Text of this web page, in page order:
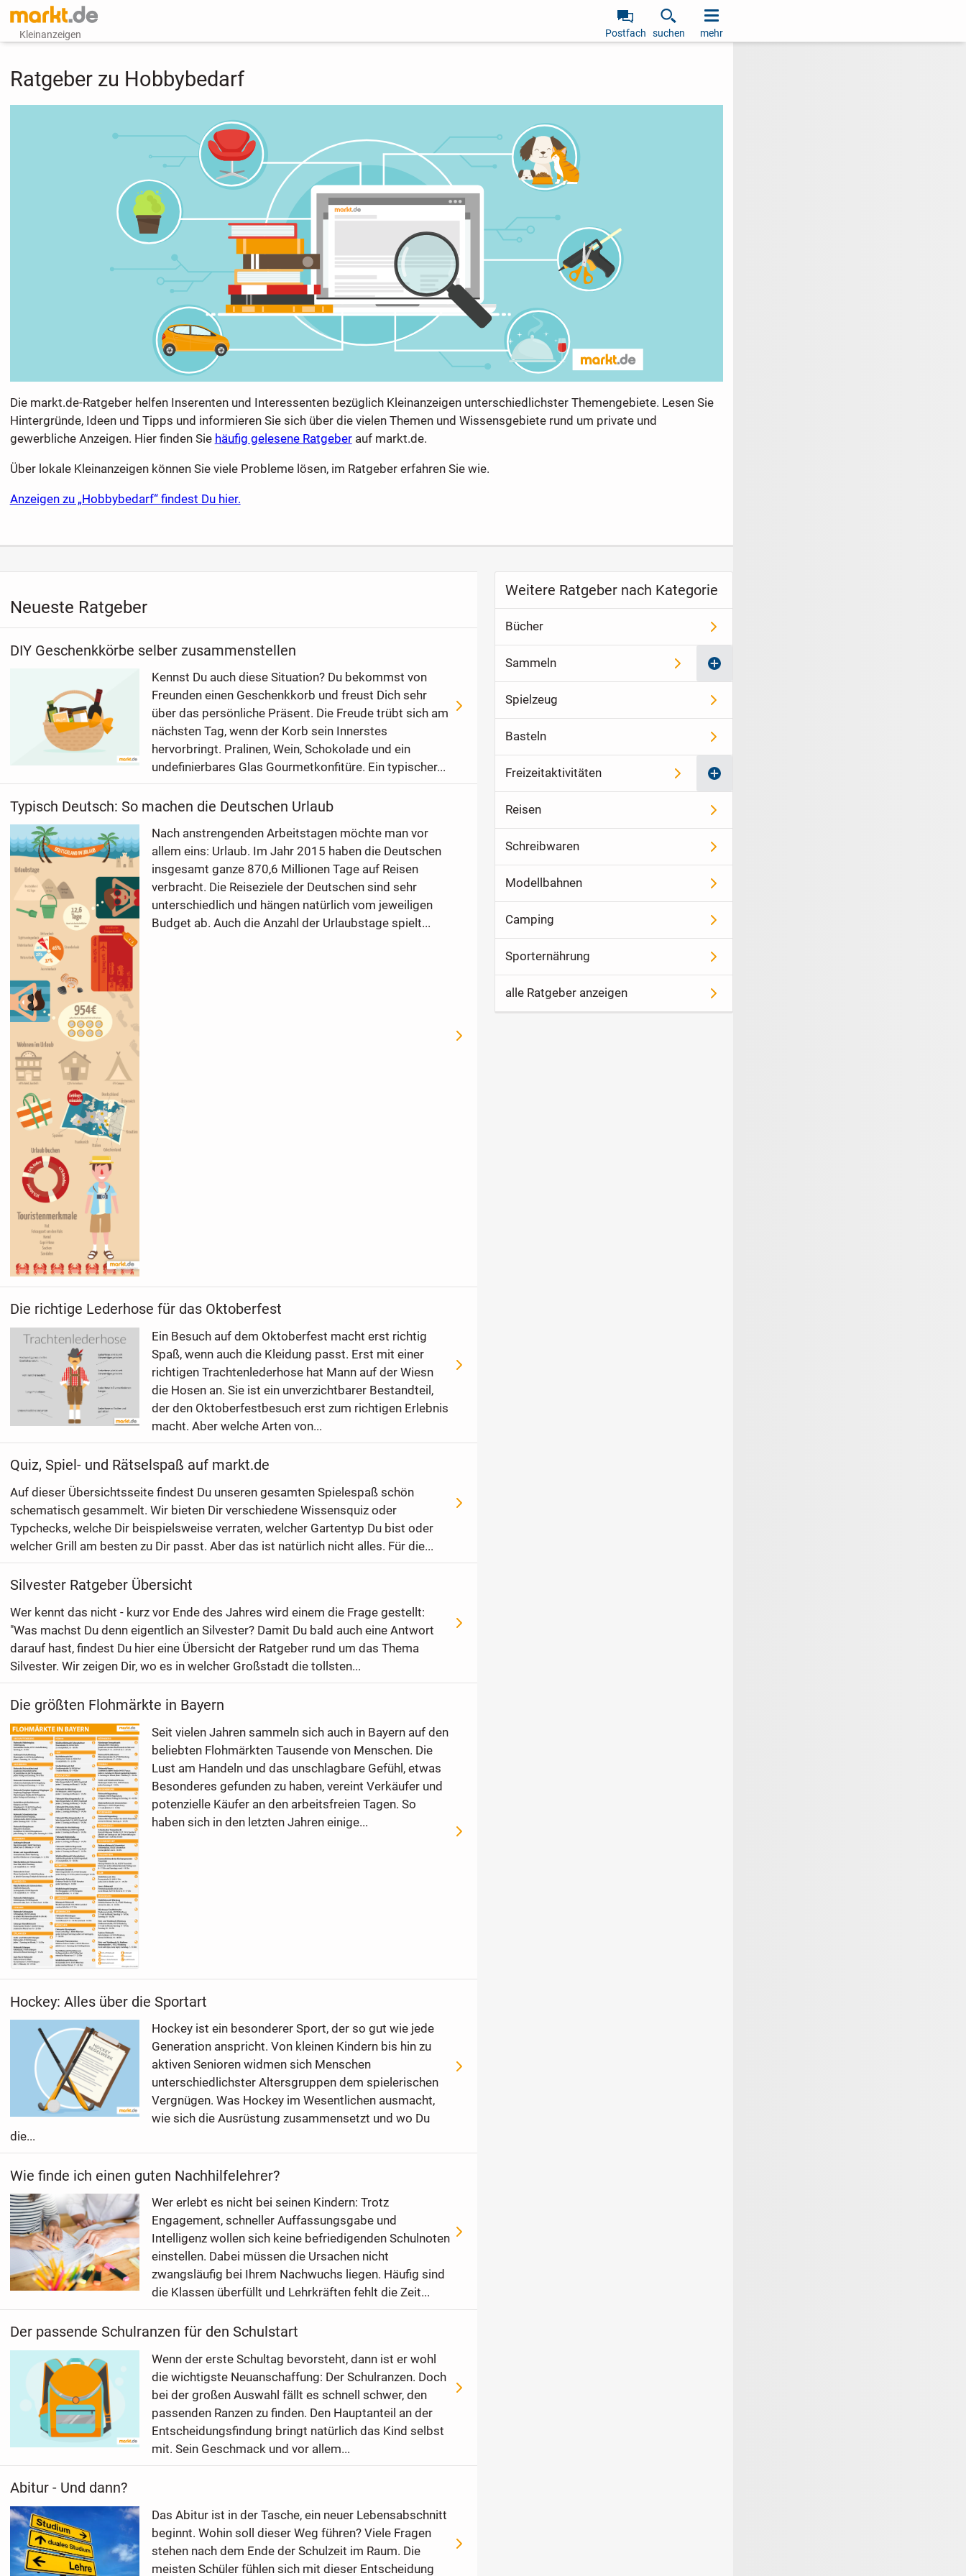
Kleinanzeigen Postfach suchen mehr
Ratgeber zu Hobbybedarf
Die markt.de-Ratgeber helfen Inserenten und Interessenten bezüglich Kleinanzeigen unterschiedlichster Themengebiete. Lesen Sie
Hintergründe, Ideen und Tipps und informieren Sie sich über die vielen Themen und Wissensgebiete rund um private und
gewerbliche Anzeigen. Hier finden Sie häufig gelesene Ratgeberauf markt.de.
Über lokale Kleinanzeigen können Sie viele Probleme lösen, im Ratgeber erfahren Sie wie.
Anzeigen zu „Hobbybedarf“ findest Du hier.
Weitere Ratgeber nach Kategorie
Bücher
Sammeln aus- und einklappen
Spielzeug
Basteln
Freizeitaktivitäten aus- und einklappen
Reisen
Schreibwaren
Modellbahnen
Camping
Sporternährung
alle Ratgeber anzeigen
Neueste Ratgeber
DIY Geschenkkörbe selber zusammenstellen
Kennst Du auch diese Situation? Du bekommst von
Freunden einen Geschenkkorb und freust Dich sehr
über das persönliche Präsent. Die Freude trübt sich am
nächsten Tag, wenn der Korb sein Innerstes
hervorbringt. Pralinen, Wein, Schokolade und ein
undefinierbares Glas Gourmetkonfitüre. Ein typischer...
Typisch Deutsch: So machen die Deutschen Urlaub
Nach anstrengenden Arbeitstagen möchte man vor
allem eins: Urlaub. Im Jahr 2015 haben die Deutschen
insgesamt ganze 870,6 Millionen Tage auf Reisen
verbracht. Die Reiseziele der Deutschen sind sehr
unterschiedlich und hängen natürlich vom jeweiligen
Budget ab. Auch die Anzahl der Urlaubstage spielt...
Die richtige Lederhose für das Oktoberfest
Ein Besuch auf dem Oktoberfest macht erst richtig
Spaß, wenn auch die Kleidung passt. Erst mit einer
richtigen Trachtenlederhose hat Mann auf der Wiesn
die Hosen an. Sie ist ein unverzichtbarer Bestandteil,
der den Oktoberfestbesuch erst zum richtigen Erlebnis
macht. Aber welche Arten von...
Quiz, Spiel- und Rätselspaß auf markt.de
Auf dieser Übersichtsseite findest Du unseren gesamten Spielespaß schön
schematisch gesammelt. Wir bieten Dir verschiedene Wissensquiz oder
Typchecks, welche Dir beispielsweise verraten, welcher Gartentyp Du bist oder
welcher Grill am besten zu Dir passt. Aber das ist natürlich nicht alles. Für die...
Silvester Ratgeber Übersicht
Wer kennt das nicht - kurz vor Ende des Jahres wird einem die Frage gestellt:
"Was machst Du denn eigentlich an Silvester? Damit Du bald auch eine Antwort
darauf hast, findest Du hier eine Übersicht der Ratgeber rund um das Thema
Silvester. Wir zeigen Dir, wo es in welcher Großstadt die tollsten...
Die größten Flohmärkte in Bayern
Seit vielen Jahren sammeln sich auch in Bayern auf den
beliebten Flohmärkten Tausende von Menschen. Die
Lust am Handeln und das unschlagbare Gefühl, etwas
Besonderes gefunden zu haben, vereint Verkäufer und
potenzielle Käufer an den arbeitsfreien Tagen. So
haben sich in den letzten Jahren einige...
Hockey: Alles über die Sportart
Hockey ist ein besonderer Sport, der so gut wie jede
Generation anspricht. Von kleinen Kindern bis hin zu
aktiven Senioren widmen sich Menschen
unterschiedlichster Altersgruppen dem spielerischen
Vergnügen. Was Hockey im Wesentlichen ausmacht,
wie sich die Ausrüstung zusammensetzt und wo Du
die...
Wie finde ich einen guten Nachhilfelehrer?
Wer erlebt es nicht bei seinen Kindern: Trotz
Engagement, schneller Auffassungsgabe und
Intelligenz wollen sich keine befriedigenden Schulnoten
einstellen. Dabei müssen die Ursachen nicht
zwangsläufig bei Ihrem Nachwuchs liegen. Häufig sind
die Klassen überfüllt und Lehrkräften fehlt die Zeit...
Der passende Schulranzen für den Schulstart
Wenn der erste Schultag bevorsteht, dann ist er wohl
die wichtigste Neuanschaffung: Der Schulranzen. Doch
bei der großen Auswahl fällt es schnell schwer, den
passenden Ranzen zu finden. Den Hauptanteil an der
Entscheidungsfindung bringt natürlich das Kind selbst
mit. Sein Geschmack und vor allem...
Abitur - Und dann?
Das Abitur ist in der Tasche, ein neuer Lebensabschnitt
beginnt. Wohin soll dieser Weg führen? Viele Fragen
stehen nach dem Ende der Schulzeit im Raum. Die
meisten Schüler fühlen sich mit dieser Entscheidung